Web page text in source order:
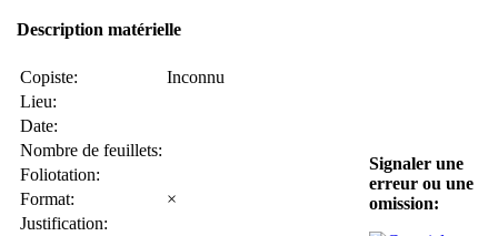
Description matérielle
Copiste:
Inconnu
Lieu:
Date:
Nombre de feuillets:
Foliotation:
Format:
×
Justification:
Signaler une
erreur ou une
omission: